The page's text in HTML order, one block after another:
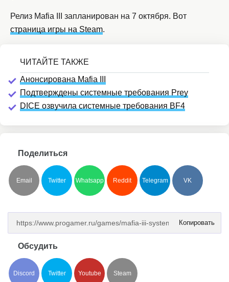
Релиз Mafia III запланирован на 7 октября. Вот
страница игры на Steam.
Анонсирована Mafia III
Подтверждены системные требования Prey
DICE озвучила системные требования BF4
Поделиться
Email Twitter Whatsapp Reddit Telegram VK
Копировать
Обсудить
Discord Twitter Youtube Steam